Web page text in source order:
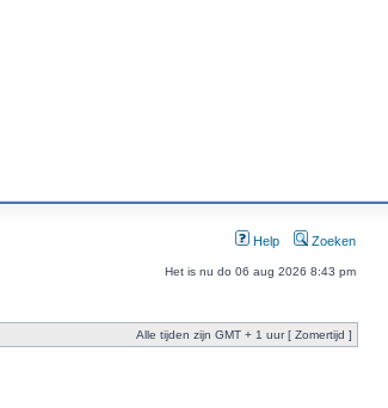
Help Zoeken
Het is nu do 06 aug 2026 8:43 pm
Alle tijden zijn GMT + 1 uur [ Zomertijd ]